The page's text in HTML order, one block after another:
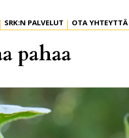
SRK:N PALVELUT OTA YHTEYTTÄ
pahaa